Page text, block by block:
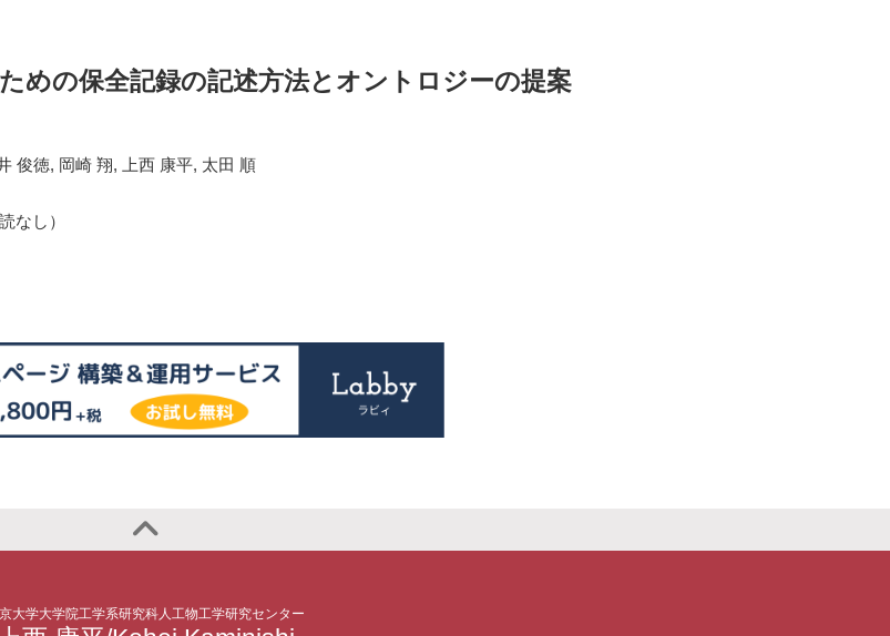
めの保全記録の記述方法とオントロジーの提案
俊徳, 岡崎 翔, 上西 康平, 太田 順
なし）
大学大学院工学系研究科人工物工学研究センター